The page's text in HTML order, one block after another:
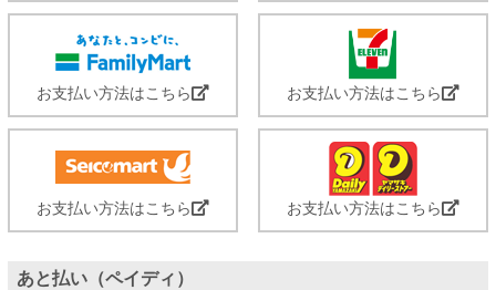
お支払い方法はこちら お支払い方法はこちら
お支払い方法はこちら お支払い方法はこちら
あと払い（ペイディ）